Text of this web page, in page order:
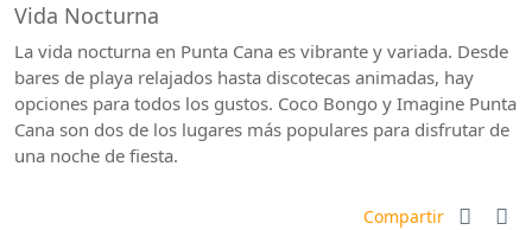
Vida Nocturna
La vida nocturna en Punta Cana es vibrante y variada. Desde
bares de playa relajados hasta discotecas animadas, hay
opciones para todos los gustos. Coco Bongo y Imagine Punta
Cana son dos de los lugares más populares para disfrutar de
una noche de fiesta.
Compartir